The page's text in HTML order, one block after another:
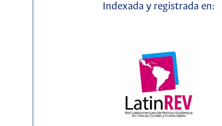
Indexada y registrada en: